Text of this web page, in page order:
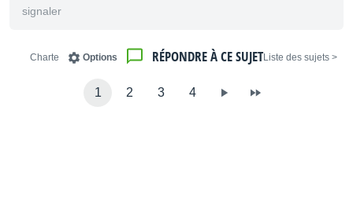
signaler
< Liste des sujets
RÉPONDRE À CE SUJET
Options
Charte
1 2 3 4